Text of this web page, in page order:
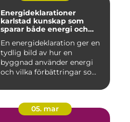
Energideklarationer
karlstad kunskap som
sparar både energi och
En energideklaration ger en
tydlig bild av hur en
byggnad använder energi
och vilka förbättringar so...
05. mar